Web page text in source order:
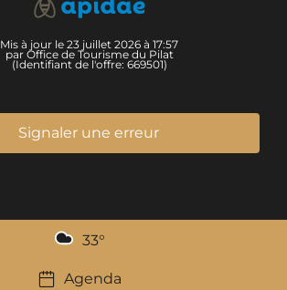
Mis à jour le 23 juillet 2026 à 17:57
par Office de Tourisme du Pilat
(Identifiant de l'offre: 669501)
Signaler une erreur
33°
Agenda